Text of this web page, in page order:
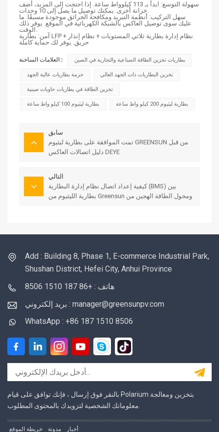
سهولة التوسع: ابدأ بـ 113 كيلوواط ساعة. إذا احتجت إلى المزيد، أضف
خزانة أخرى. يمكنك توصيل ما يصل إلى 10 وحدات.
سهل التركيب: أنظمة التبريد ومكافحة الحرائق موجودة مسبقًا. ما
عليك سوى توصيل العاكس بالشبكة الكهربائية في الموقع. يوفر ذلك
الوقت.
آمن: بطارية LFP + نظام إدارة بطارية ثلاثي المستويات + نظام إنذار
حريق. يوفر لك حماية كاملة
العلامات الساخنة : بطاريات تخزين الطاقة الصناعية والتجارية في الصين
حزمة بطاريات عالية الجهد تخزين البطاريات ذات الجهد العالي
تخزين الطاقة في بطاريات حاويات صينية
بطارية ليثيوم 100 كيلو واط ساعة بطارية ليثيوم 200 كيلو واط ساعة
سابق
تمت الموافقة على بطارية ليثيوم GREENSUN من قبل
دليل اتصالات العاكس DEYE
التالي
كيفية إعداد اتصال نظام إدارة البطارية (BMS) بين
بطارية الليثيوم من Greensun ومحول الطاقة الهجين من
Add : Building 8, Phase 1, E-commerce Industrial Park,
Shushan District, Hefei City, Anhui Province
هاتف : +86 187 1510 8506
بريد إلكتروني : manager@greensunpv.com
WhatsApp : +86 187 1510 8506
بالنقر فوق إرسال ، فإنك توافق على قيام Polarium بتخزين ومعالجة
خريطة الموقع مدونة أخبار